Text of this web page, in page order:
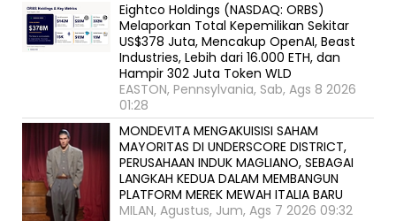
Eightco Holdings (NASDAQ: ORBS)
Melaporkan Total Kepemilikan Sekitar
US$378 Juta, Mencakup OpenAI, Beast
Industries, Lebih dari 16.000 ETH, dan
Hampir 302 Juta Token WLD
EASTON, Pennsylvania, Sab, Ags 8 2026
01:28
MONDEVITA MENGAKUISISI SAHAM
MAYORITAS DI UNDERSCORE DISTRICT,
PERUSAHAAN INDUK MAGLIANO, SEBAGAI
LANGKAH KEDUA DALAM MEMBANGUN
PLATFORM MEREK MEWAH ITALIA BARU
MILAN, Agustus, Jum, Ags 7 2026 09:32